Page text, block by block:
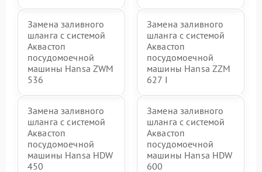
Замена заливного
шланга с системой
Аквастоп
посудомоечной
машины Hansa ZWM
536
Замена заливного
шланга с системой
Аквастоп
посудомоечной
машины Hansa ZZM
627 I
Замена заливного
шланга с системой
Аквастоп
посудомоечной
машины Hansa HDW
450
Замена заливного
шланга с системой
Аквастоп
посудомоечной
машины Hansa HDW
600